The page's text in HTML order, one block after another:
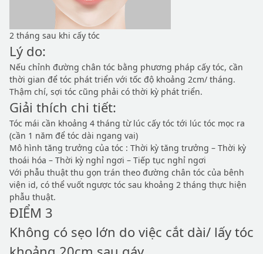
2 tháng sau khi cấy tóc
Lý do:
Nếu chỉnh đường chân tóc bằng phương pháp cấy tóc, cần
thời gian để tóc phát triển với tốc độ khoảng 2cm/ tháng.
Thậm chí, sợi tóc cũng phải có thời kỳ phát triển.
Giải thích chi tiết:
Tóc mái cần khoảng 4 tháng từ lúc cấy tóc tới lúc tóc mọc ra
(cần 1 năm để tóc dài ngang vai)
Mô hình tăng trưởng của tóc : Thời kỳ tăng trưởng – Thời kỳ
thoái hóa – Thời kỳ nghỉ ngơi – Tiếp tục nghỉ ngơi
Với phẫu thuật thu gọn trán theo đường chân tóc của bênh
viện id, có thể vuốt ngược tóc sau khoảng 2 tháng thực hiện
phẫu thuật.
ĐIỂM 3
Không có sẹo lớn do việc cắt dài/ lấy tóc